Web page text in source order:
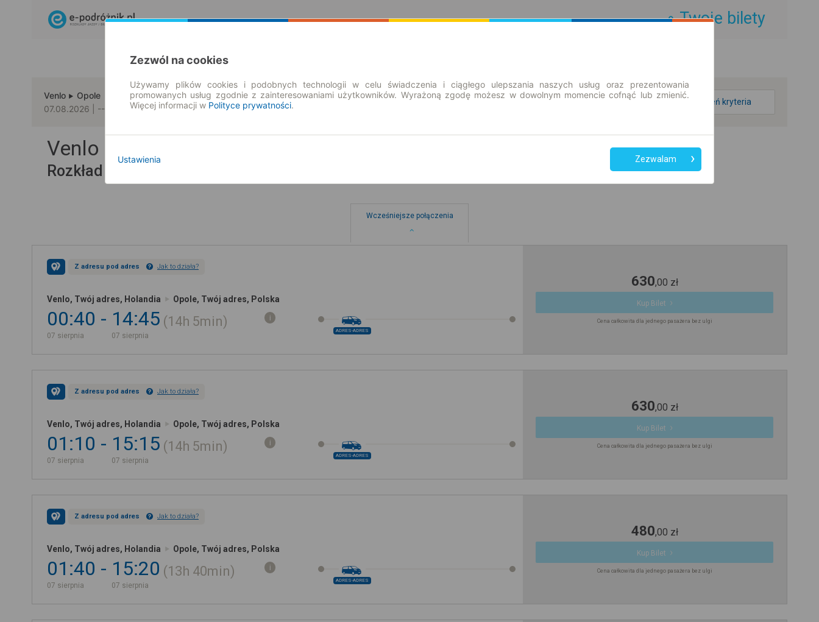
Twoje bilety
Venlo
Opole
07.08.2026 | -- : --
zmień kryteria
Venlo → Opole
Rozkład jazdy i bilety
Wcześniejsze połączenia
Z adresu pod adres Jak to działa?
Venlo, Twój adres, Holandia Opole, Twój adres, Polska
00:40
07 sierpnia
14:45
07 sierpnia
14h 5min
ADRES-ADRES
630,00 zł
Kup Bilet
Cena całkowita dla jednego pasażera bez ulgi
Z adresu pod adres Jak to działa?
Venlo, Twój adres, Holandia Opole, Twój adres, Polska
01:10
07 sierpnia
15:15
07 sierpnia
14h 5min
ADRES-ADRES
630,00 zł
Kup Bilet
Cena całkowita dla jednego pasażera bez ulgi
Z adresu pod adres Jak to działa?
Venlo, Twój adres, Holandia Opole, Twój adres, Polska
01:40
07 sierpnia
15:20
07 sierpnia
13h 40min
ADRES-ADRES
480,00 zł
Kup Bilet
Cena całkowita dla jednego pasażera bez ulgi
Zezwól na cookies
Używamy plików cookies i podobnych technologii w celu świadczenia i ciągłego ulepszania naszych usług oraz prezentowania
promowanych usług zgodnie z zainteresowaniami użytkowników. Wyrażoną zgodę możesz w dowolnym momencie cofnąć lub zmienić.
Więcej informacji w Polityce prywatności.
Ustawienia Zezwalam